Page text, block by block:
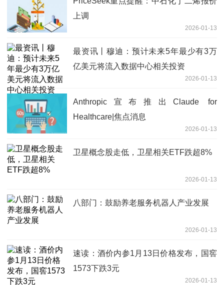
上调
2026-01-13
最资讯丨穆迪：预计未来5年最少有3万
亿美元将流入数据中心相关投资
2026-01-13
Anthropic宣布推出Claude for
Healthcare|焦点消息
2026-01-13
卫星概念股走低，卫星相关ETF跌超8%
2026-01-13
八部门：鼓励养老服务机器人产业发展
2026-01-13
速读：酒价内参1月13日价格发布，国窖
1573下跌3元
2026-01-13